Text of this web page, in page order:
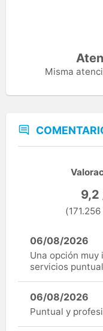
Misma
9,2
06/08/2026
Una opción
servicios
06/08/2026
Puntual y